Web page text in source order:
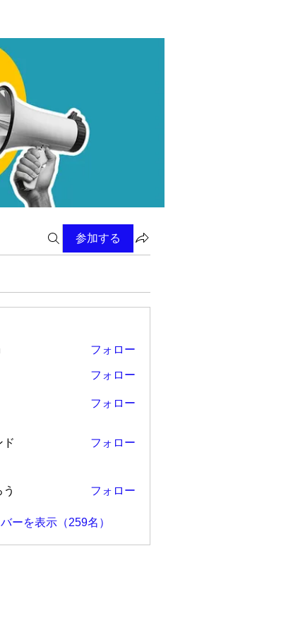
参加する
フォロー
フォロー
フォロー
ド フォロー
フォロー
ーを表示（259名）